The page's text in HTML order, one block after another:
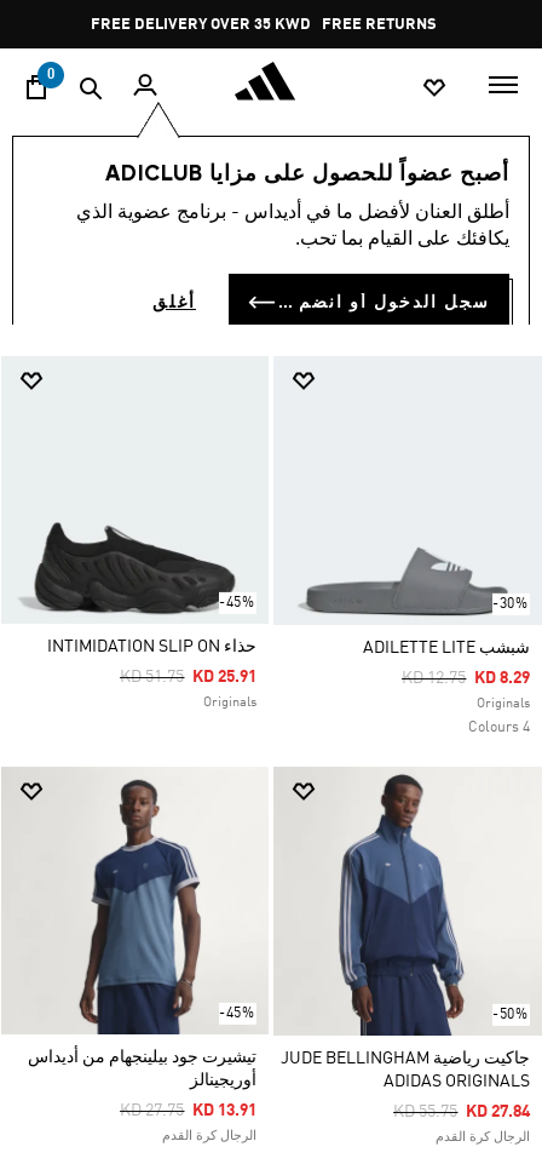
Pause
promotion
rotation
FREE RETURNS
0
أصبح عضواً للحصول على مزايا ADICLUB
أطلق العنان لأفضل ما في أديداس - برنامج عضوية الذي
يكافئك على القيام بما تحب.
سجل الدخول أو انضم الآن أغلق
Cyber Monday
MEN (1807)
-30%
شبشب ADILETTE LITE
Price Reduced
KD 12.75ToKD 8.29
Originals
4 Colours
-45%
حذاء INTIMIDATION SLIP ON
Price Reduced From
KD 51.75ToKD 25.91
Originals
-50%
جاكيت رياضية JUDE BELLINGHAM
ADIDAS ORIGINALS
Price Reduced
KD 55.75ToKD 27.84
الرجال كرة القدم
-45%
تيشيرت جود بيلينجهام من أديداس
أوريجينالز
Price Reduced From
KD 27.75ToKD 13.91
الرجال كرة القدم